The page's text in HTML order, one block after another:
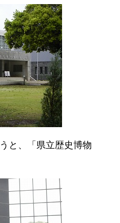
と、「県立歴史博物